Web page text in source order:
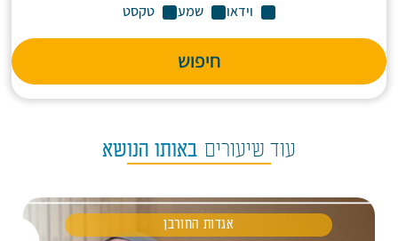
וידאו שמע טקסט
חיפוש
עוד שיעורים באותו הנושא
אגדות החורבן